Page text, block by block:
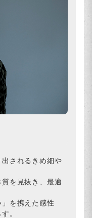
されるきめ細や
を見抜き、最適
を携えた感性
。